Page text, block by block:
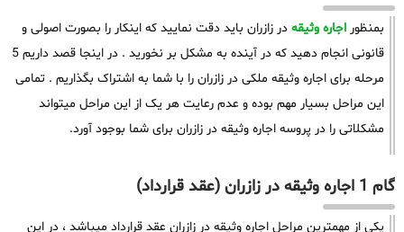
بمنظور اجاره وثیقه در زازران باید دقت نمایید که اینکار را بصورت اصولی و
قانونی انجام دهید که در آینده به مشکل بر نخورید . در اینجا قصد داریم 5
مرحله برای اجاره وثیقه ملکی در زازران را با شما به اشتراک بگذاریم . تمامی
این مراحل بسیار مهم بوده و عدم رعایت هر یک از این مراحل میتواند
مشکلاتی را در پروسه اجاره وثیقه در زازران برای شما بوجود آورد.
گام 1 اجاره وثیقه در زازران (عقد قرارداد)
یکی از مهمترین مراحل اجاره وثیقه در زازران عقد قرارداد میباشد ، در این